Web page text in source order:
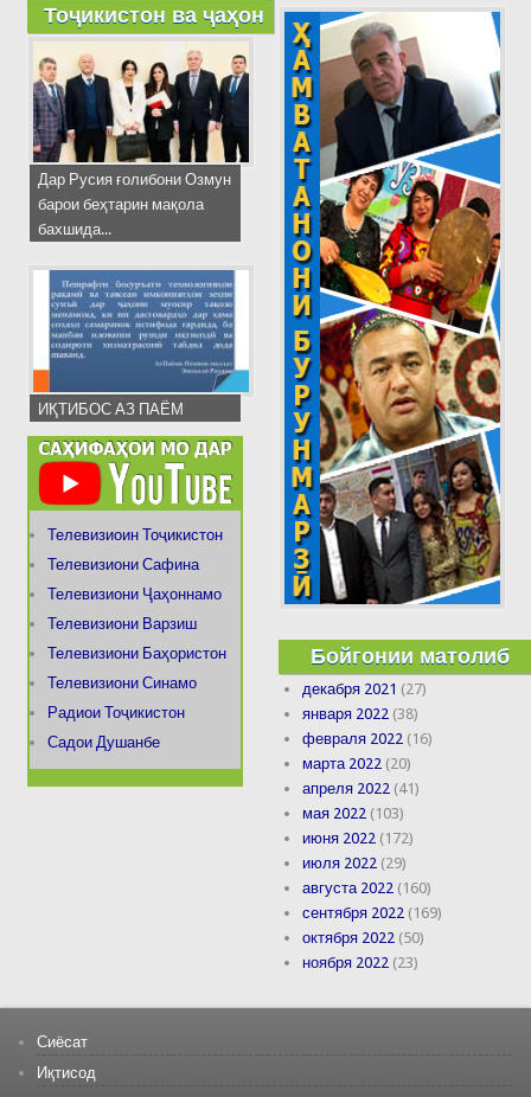
Тоҷикистон ва ҷаҳон
Дар Русия ғолибони Озмун
барои беҳтарин мақола
бахшида...
ИҚТИБОС АЗ ПАЁМ
Телевизиоин Тоҷикистон
Телевизиони Сафина
Телевизиони Ҷаҳоннамо
Телевизиони Варзиш
Телевизиони Баҳористон
Телевизиони Синамо
Радиои Тоҷикистон
Садои Душанбе
Бойгонии матолиб
декабря 2021 (27)
января 2022 (38)
февраля 2022 (16)
марта 2022 (20)
апреля 2022 (41)
мая 2022 (103)
июня 2022 (172)
июля 2022 (29)
августа 2022 (160)
сентября 2022 (169)
октября 2022 (50)
ноября 2022 (23)
Сиёсат
Иқтисод